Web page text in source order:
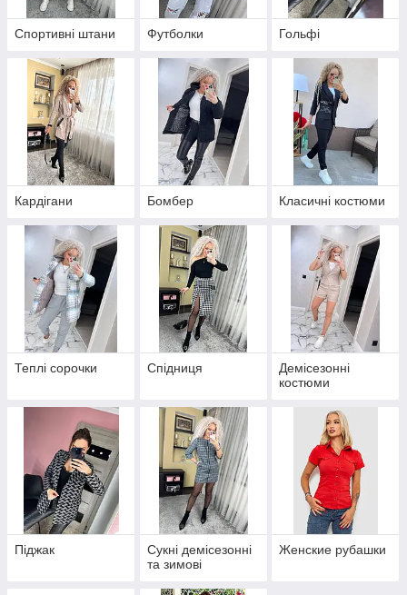
Спортивні штани Футболки Гольфі
Кардігани Бомбер Класичні костюми
Теплі сорочки Спідниця
Демісезонні
костюми
Піджак
Сукні демісезонні
та зимові
Женские рубашки